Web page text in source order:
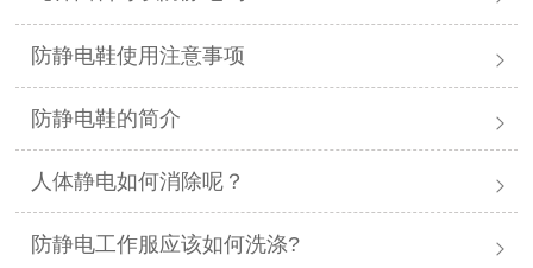
防静电鞋使用注意事项
防静电鞋的简介
人体静电如何消除呢？
防静电工作服应该如何洗涤?